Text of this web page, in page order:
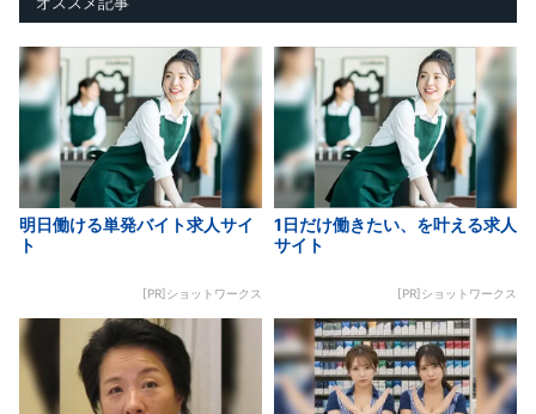
明日働ける単発バイト求人サイ
ト
[PR]ショットワークス
1日だけ働きたい、を叶える求人
サイト
[PR]ショットワークス